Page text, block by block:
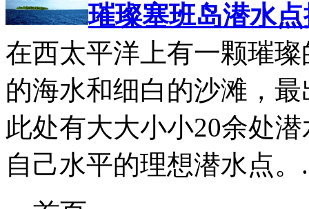
璀璨塞班岛潜水
在西太平洋上有一颗璀
的海水和细白的沙滩，
此处有大大小小20余处
自己水平的理想潜水点。